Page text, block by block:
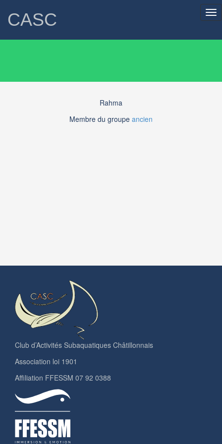
CASC
Rahma
Membre du groupe ancien
Club d’Activités Subaquatiques Châtillonnais
Association loi 1901
Affiliation FFESSM 07 92 0388